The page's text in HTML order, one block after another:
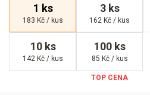
1 ks
183 Kč / kus
3 ks
162 Kč / kus
10 ks
142 Kč / kus
100 ks
85 Kč / kus